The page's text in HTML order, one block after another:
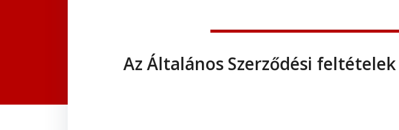
Az Általános Szerződési